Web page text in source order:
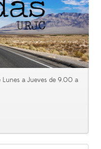
Lunes a Jueves de 9.00 a